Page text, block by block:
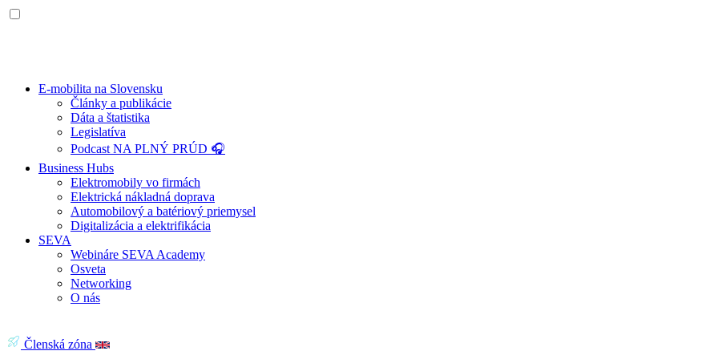
E-mobilita na Slovensku
Články a publikácie
Dáta a štatistika
Legislatíva
Podcast NA PLNÝ PRÚD 🎧
Business Hubs
Elektromobily vo firmách
Elektrická nákladná doprava
Automobilový a batériový priemysel
Digitalizácia a elektrifikácia
SEVA
Webináre SEVA Academy
Osveta
Networking
O nás
Členská zóna